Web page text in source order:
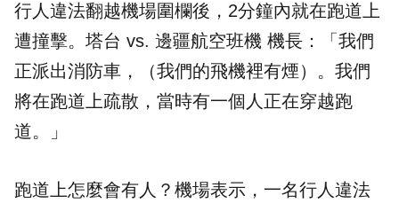
行人違法翻越機場圍欄後，2分鐘內就在跑道上
遭撞擊。塔台 vs. 邊疆航空班機 機長：「我們
正派出消防車，（我們的飛機裡有煙）。我們
將在跑道上疏散，當時有一個人正在穿越跑
道。」
跑道上怎麼會有人？機場表示，一名行人違法